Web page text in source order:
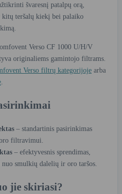
švaresnį patalpų orą,
teršalų kiekį bei palaiko
Verso CF 1000 U/H/V
originaliems gamintojo filtrams.
Verso filtrų kategorijoje arba
– standartinis pasirinkimas
filtravimui.
– efektyvesnis sprendimas,
nuo smulkių dalelių ir oro taršos.
jie skiriasi?